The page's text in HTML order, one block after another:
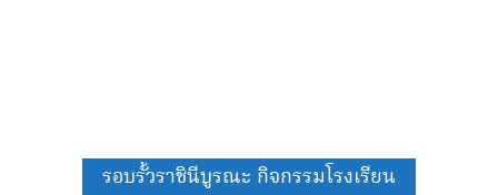
รอบรั้วราชินีบูรณะ กิจกรรมโรงเรียน